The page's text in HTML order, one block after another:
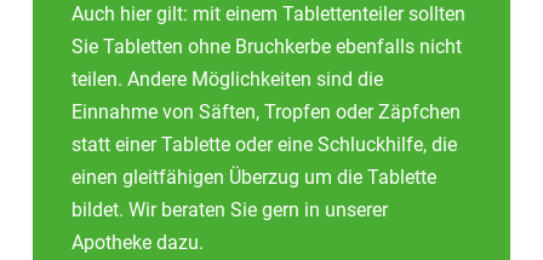
Auch hier gilt: mit einem Tablettenteiler sollten
Sie Tabletten ohne Bruchkerbe ebenfalls nicht
teilen. Andere Möglichkeiten sind die
Einnahme von Säften, Tropfen oder Zäpfchen
statt einer Tablette oder eine Schluckhilfe, die
einen gleitfähigen Überzug um die Tablette
bildet. Wir beraten Sie gern in unserer
Apotheke dazu.